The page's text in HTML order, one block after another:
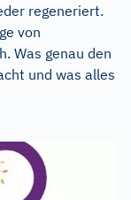
regeneriert.
von
Was genau den
und was alles